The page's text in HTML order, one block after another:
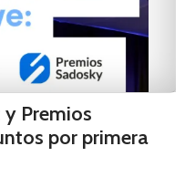
Premios
por primera